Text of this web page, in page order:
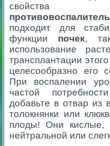
подходит для
функции почек,
использование
трансплантации
целесообразно его
При воспалении
частой
добавьте в отвар из
толокнянки или
плоды! Они
нейтральной или